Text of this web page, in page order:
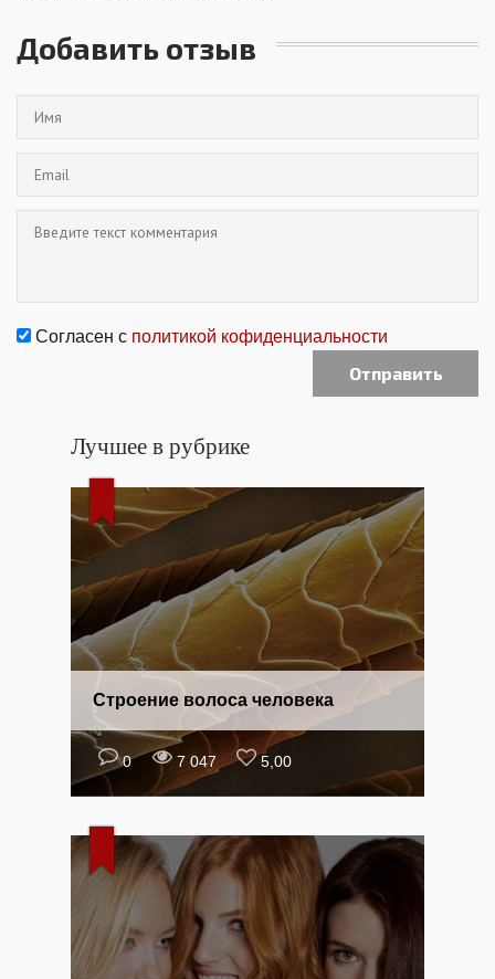
Добавить отзыв
Согласен с политикой кофиденциальности
Лучшее в рубрике
0 7 047 5,00
Строение волоса человека